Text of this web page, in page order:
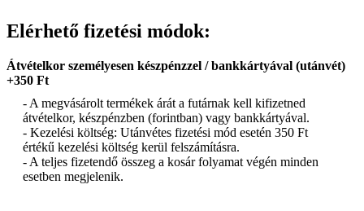
Elérhető fizetési módok:
Átvételkor személyesen készpénzzel / bankkártyával (utánvét)
+350 Ft
- A megvásárolt termékek árát a futárnak kell kifizetned
átvételkor, készpénzben (forintban) vagy bankkártyával.
- Kezelési költség: Utánvétes fizetési mód esetén 350 Ft
értékű kezelési költség kerül felszámításra.
- A teljes fizetendő összeg a kosár folyamat végén minden
esetben megjelenik.